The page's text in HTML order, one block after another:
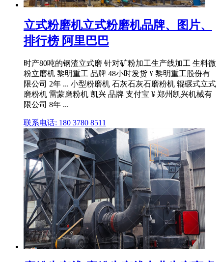
立式粉磨机立式粉磨机品牌、图片、
排行榜 阿里巴巴
时产80吨的钢渣立式磨 针对矿粉加工生产线加工 生料微
粉立磨机 黎明重工 品牌 48小时发货 ¥ 黎明重工股份有
限公司 2年 ... 小型粉磨机 石灰石灰石磨粉机 辊碾式立式
磨粉机 雷蒙磨粉机 凯兴 品牌 支付宝 ¥ 郑州凯兴机械有
限公司 8年 ...
联系电话: 180 3780 8511